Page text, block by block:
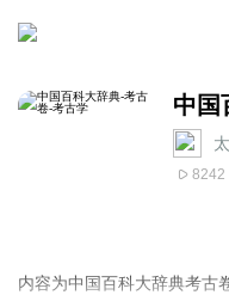
中国
8242
内容为中国百科大辞典考古